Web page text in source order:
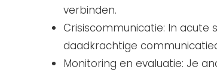
verbinden.
Crisiscommunicatie: In acute
daadkrachtige
Monitoring en evaluatie: Je